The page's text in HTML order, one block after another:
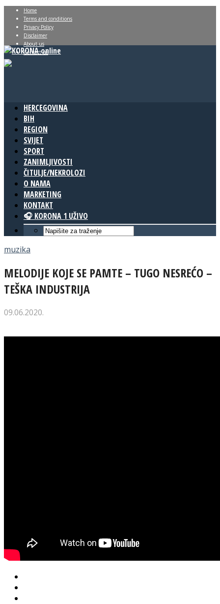
Home
Terms and conditions
Privacy Policy
Disclaimer
About us
Contact us
HERCEGOVINA
BIH
REGION
SVIJET
SPORT
ZANIMLJIVOSTI
ČITULJE/NEKROLOZI
O NAMA
MARKETING
KONTAKT
🎧 KORONA 1 UŽIVO
muzika
MELODIJE KOJE SE PAMTE – TUGO NESREĆO –
TEŠKA INDUSTRIJA
09.06.2020.